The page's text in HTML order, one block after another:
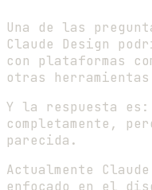
Una de las
Claude Design
con plataformas
otras
Y la respuesta
completamente,
parecida.
Actualmente
enfocado en el